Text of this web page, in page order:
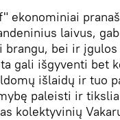
ekonominiai
laivus,
brangu, bei ir
gali išgyventi bet
išlaidų ir tuo
paleisti ir
kolektyvinių